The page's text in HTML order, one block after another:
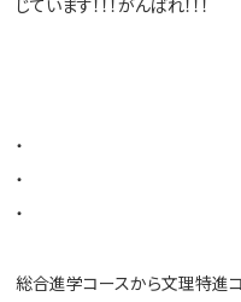
・
・
・
総合進学コースから文理特進